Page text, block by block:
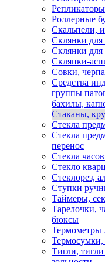
Роллерные
Скальпели,
Склянки для
Склянки для
Склянки-
Совки,
Средства
группы
бахилы,
Стаканы,
Стекла
Стекла
перенос
Стекла
Стекло
Стеклорез,
Ступки
Таймеры,
Тарелочки,
бюксы
Термометры
Термосумки,
Тигли,